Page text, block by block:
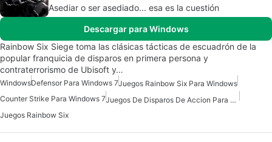
Asediar o ser asediado... esa es la cuestión
Descargar para Windows
Rainbow Six Siege toma las clásicas tácticas de escuadrón de la
popular franquicia de disparos en primera persona y
contraterrorismo de Ubisoft y…
WindowsDefensor Para Windows 7Juegos Rainbow Six Para Windows
Counter Strike Para Windows 7
Juegos De Disparos De Accion Para Windows
Juegos Rainbow Six